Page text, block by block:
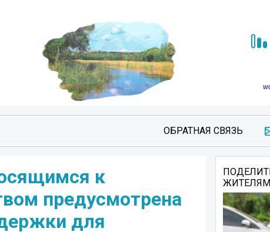
ОБРАТНАЯ СВЯЗЬ
к
предусмотрена
для